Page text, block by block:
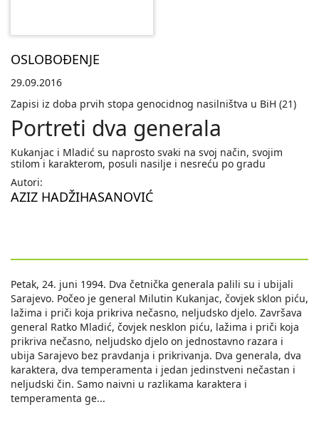
OSLOBOĐENJE
29.09.2016
Zapisi iz doba prvih stopa genocidnog nasilništva u BiH (21)
Portreti dva generala
Kukanjac i Mladić su naprosto svaki na svoj način, svojim
stilom i karakterom, posuli nasilje i nesreću po gradu
Autori:
AZIZ HADŽIHASANOVIĆ
Petak, 24. juni 1994. Dva četnička generala palili su i ubijali
Sarajevo. Počeo je general Milutin Kukanjac, čovjek sklon piću,
lažima i priči koja prikriva nečasno, neljudsko djelo. Završava
general Ratko Mladić, čovjek nesklon piću, lažima i priči koja
prikriva nečasno, neljudsko djelo on jednostavno razara i
ubija Sarajevo bez pravdanja i prikrivanja. Dva generala, dva
karaktera, dva temperamenta i jedan jedinstveni nečastan i
neljudski čin. Samo naivni u razlikama karaktera i
temperamenta ge...